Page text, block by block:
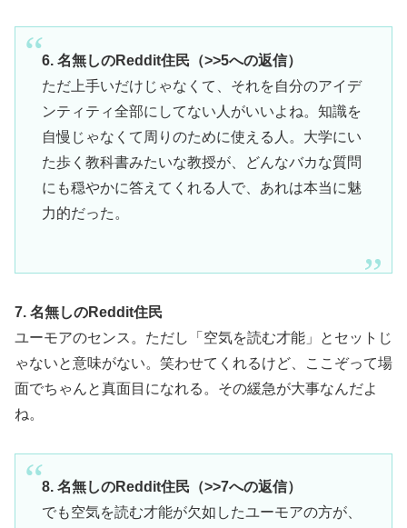
6. 名無しのReddit住民（>>5への返信）
ただ上手いだけじゃなくて、それを自分のアイデ
ンティティ全部にしてない人がいいよね。知識を
自慢じゃなくて周りのために使える人。大学にい
た歩く教科書みたいな教授が、どんなバカな質問
にも穏やかに答えてくれる人で、あれは本当に魅
力的だった。
7. 名無しのReddit住民
ユーモアのセンス。ただし「空気を読む才能」とセットじ
ゃないと意味がない。笑わせてくれるけど、ここぞって場
面でちゃんと真面目になれる。その緩急が大事なんだよ
ね。
8. 名無しのReddit住民（>>7への返信）
でも空気を読む才能が欠如したユーモアの方が、